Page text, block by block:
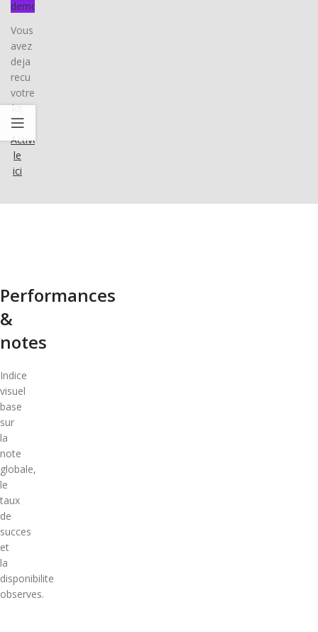
demo
Vous
avez
deja
recu
votre
kit
?
Activez-
le
ici
Performances
&
notes
Indice
visuel
base
sur
la
note
globale,
le
taux
de
succes
et
la
disponibilite
observes.